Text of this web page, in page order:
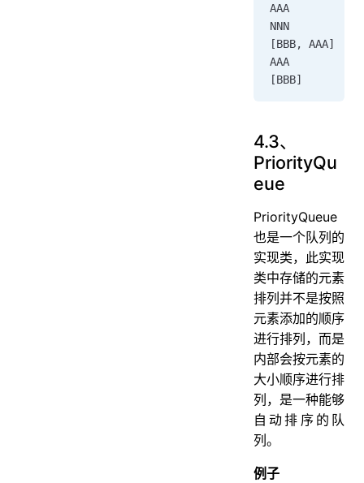
AAA
NNN
[BBB, AAA]
AAA
[BBB]
4.3、
PriorityQu
eue
PriorityQueue
也是一个队列的
实现类，此实现
类中存储的元素
排列并不是按照
元素添加的顺序
进行排列，而是
内部会按元素的
大小顺序进行排
列，是一种能够
自动排序的队
列。
例子